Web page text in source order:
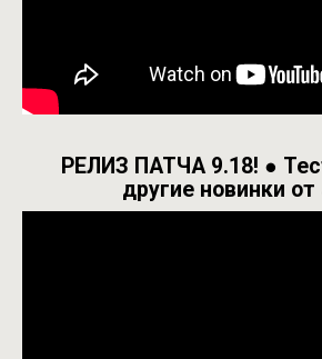
РЕЛИЗ ПАТЧА 9.18! ●
другие новинки от